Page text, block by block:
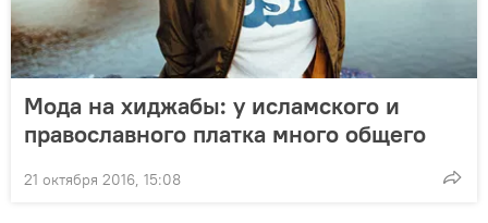
Мода на хиджабы: у исламского и
православного платка много общего
21 октября 2016, 15:08